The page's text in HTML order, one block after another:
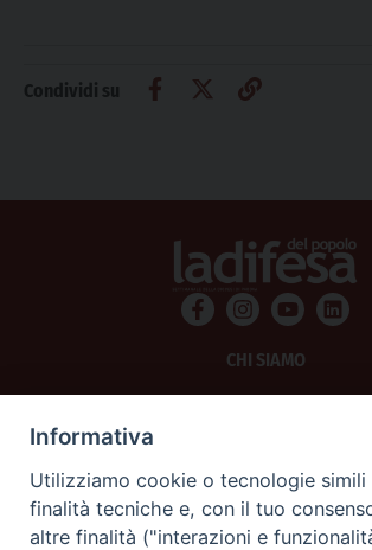
Condividi su
CHI SIAMO
SCRIVICI
Informativa
Utilizziamo cookie o tecnologie simili
finalità tecniche e, con il tuo
altre finalità ("interazioni e